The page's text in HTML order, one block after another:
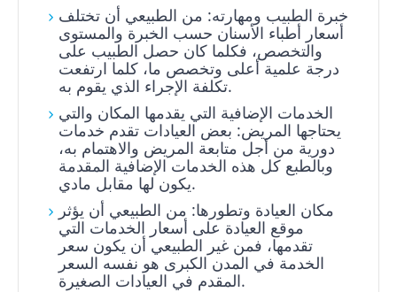
خبرة الطبيب ومهارته: من الطبيعي أن تختلف
أسعار أطباء الأسنان حسب الخبرة والمستوى
والتخصص، فكلما كان حصل الطبيب على
درجة علمية أعلى وتخصص ما، كلما ارتفعت
تكلفة الإجراء الذي يقوم به.
الخدمات الإضافية التي يقدمها المكان والتي
يحتاجها المريض: بعض العيادات تقدم خدمات
دورية من أجل متابعة المريض والاهتمام به،
وبالطبع كل هذه الخدمات الإضافية المقدمة
يكون لها مقابل مادي.
مكان العيادة وتطورها: من الطبيعي أن يؤثر
موقع العيادة على أسعار الخدمات التي
تقدمها، فمن غير الطبيعي أن يكون سعر
الخدمة في المدن الكبرى هو نفسه السعر
المقدم في العيادات الصغيرة.